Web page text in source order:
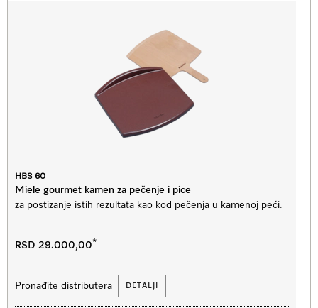
HBS 60
Miele gourmet kamen za pečenje i pice
za postizanje istih rezultata kao kod pečenja u kamenoj peći.
RSD 29.000,00*
DETALJI
Pronađite distributera